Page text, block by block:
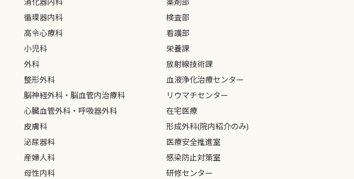
循環器内科
高令心療科
小児科
外科
整形外科
脳神経外科・脳血管内治療科
心臓血管外科・呼吸器外科
皮膚科
泌尿器科
産婦人科
母性内科
検査部
看護部
栄養課
放射線技術課
血液浄化治療センター
リウマチセンター
在宅医療
形成外科(院内紹介のみ)
医療安全推進室
感染防止対策室
研修センター